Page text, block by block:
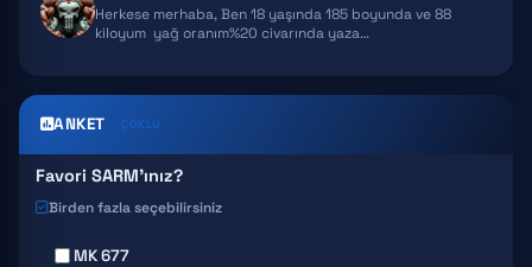
Herkese merhaba, Ben 18 yaşında 185 boyunda ve 88
kiloyum yağ oranım%20 civarında yaza…
ANKET ÇOKLU
Favori SARM'ınız?
Birden fazla seçebilirsiniz
MK 677